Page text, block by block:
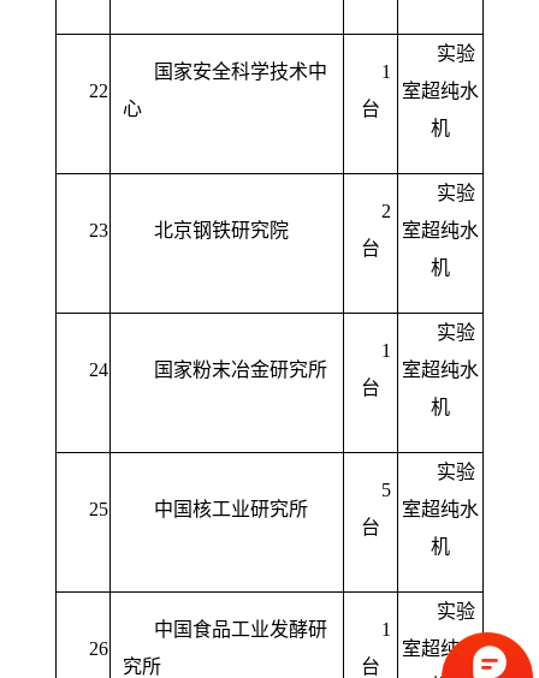
22
国家安全科学技术中
心
1
台
实验
室超纯水
机
23 北京钢铁研究院
2
台
实验
室超纯水
机
24 国家粉末冶金研究所
1
台
实验
室超纯水
机
25 中国核工业研究所
5
台
实验
室超纯水
机
26
中国食品工业发酵研
究所
1
台
实验
室超纯水